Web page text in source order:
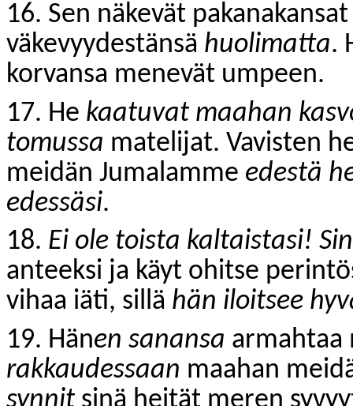
16. Sen näkevät
väkevyydestänsä huolimatta.
korvansa menevät umpeen.
17. He kaatuvat maahan
tomussa matelijat. Vavisten
meidän Jumalamme edestä
edessäsi.
18. Ei ole toista kaltaistasi!
anteeksi ja käyt ohitse
vihaa iäti, sillä hän iloitsee
19. Hänen sanansa armahtaa
rakkaudessaan maahan